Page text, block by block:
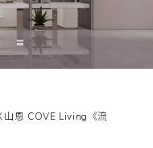
恩 COVE Living《流